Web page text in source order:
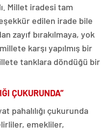
Millet iradesi tam
edilen irade bile
zayıf bırakılmaya, yok
karşı yapılmış bir
tanklara döndüğü bir
ÇUKURUNDA”
pahalılığı çukurunda
emekliler,